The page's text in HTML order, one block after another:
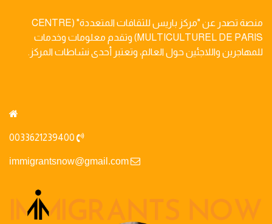
منصة تصدر عن "مركز باريس للثقافات المتعددة" (CENTRE
MULTICULTUREL DE PARIS) وتقدم معلومات وخدمات
للمهاجرين واللاجئين حول العالم، وتعتبر أحدى نشاطات المركز.
immigrantsnow@gmail.com